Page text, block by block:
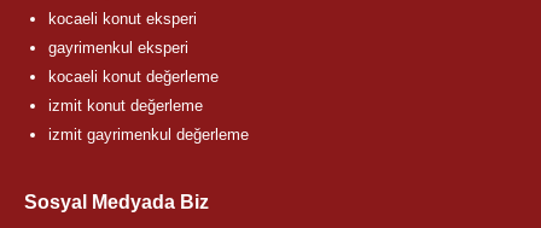
kocaeli konut eksperi
gayrimenkul eksperi
kocaeli konut değerleme
izmit konut değerleme
izmit gayrimenkul değerleme
Sosyal Medyada Biz